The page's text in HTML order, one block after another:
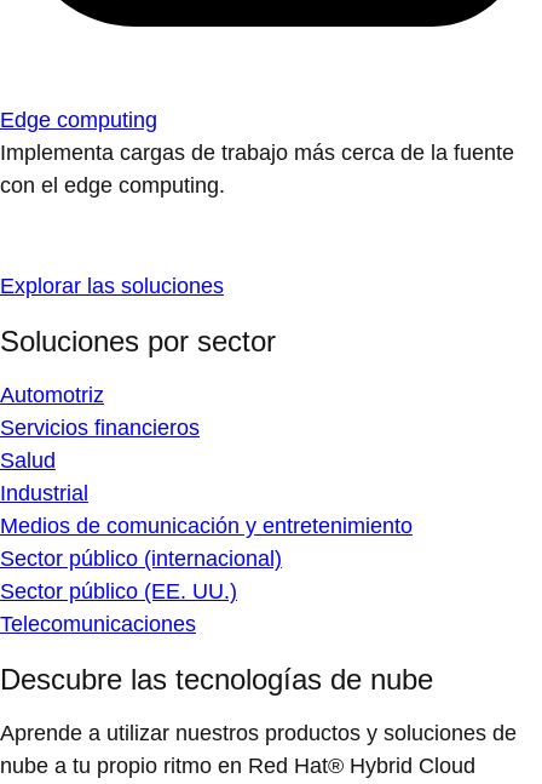
Edge computing
Implementa cargas de trabajo más cerca de la fuente
con el edge computing.
Explorar las soluciones
Soluciones por sector
Automotriz
Servicios financieros
Salud
Industrial
Medios de comunicación y entretenimiento
Sector público (internacional)
Sector público (EE. UU.)
Telecomunicaciones
Descubre las tecnologías de nube
Aprende a utilizar nuestros productos y soluciones de
nube a tu propio ritmo en Red Hat® Hybrid Cloud